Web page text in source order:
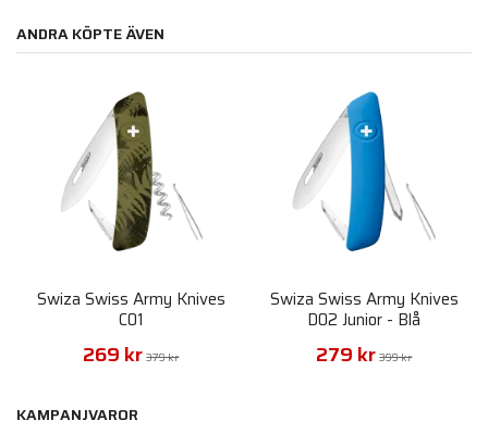
ANDRA KÖPTE ÄVEN
Swiza Swiss Army Knives
C01
269 kr 379 kr
Swiza Swiss Army Knives
D02 Junior - Blå
279 kr 399 kr
KAMPANJVAROR